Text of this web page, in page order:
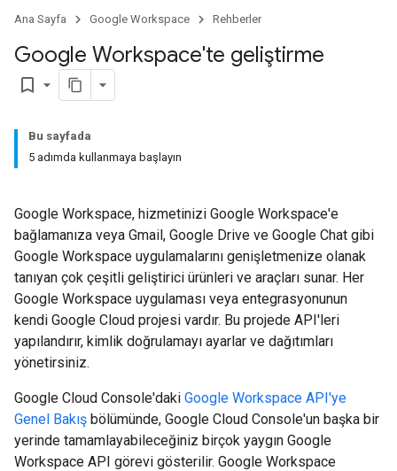
Ana Sayfa Google Workspace Rehberler
Google Workspace'te geliştirme
bookmark_border
Bu sayfada
5 adımda kullanmaya başlayın
Google Workspace, hizmetinizi Google Workspace'e
bağlamanıza veya Gmail, Google Drive ve Google Chat gibi
Google Workspace uygulamalarını genişletmenize olanak
tanıyan çok çeşitli geliştirici ürünleri ve araçları sunar. Her
Google Workspace uygulaması veya entegrasyonunun
kendi Google Cloud projesi vardır. Bu projede API'leri
yapılandırır, kimlik doğrulamayı ayarlar ve dağıtımları
yönetirsiniz.
Google Cloud Console'daki Google Workspace API'ye
Genel Bakış bölümünde, Google Cloud Console'un başka bir
yerinde tamamlayabileceğiniz birçok yaygın Google
Workspace API görevi gösterilir. Google Workspace